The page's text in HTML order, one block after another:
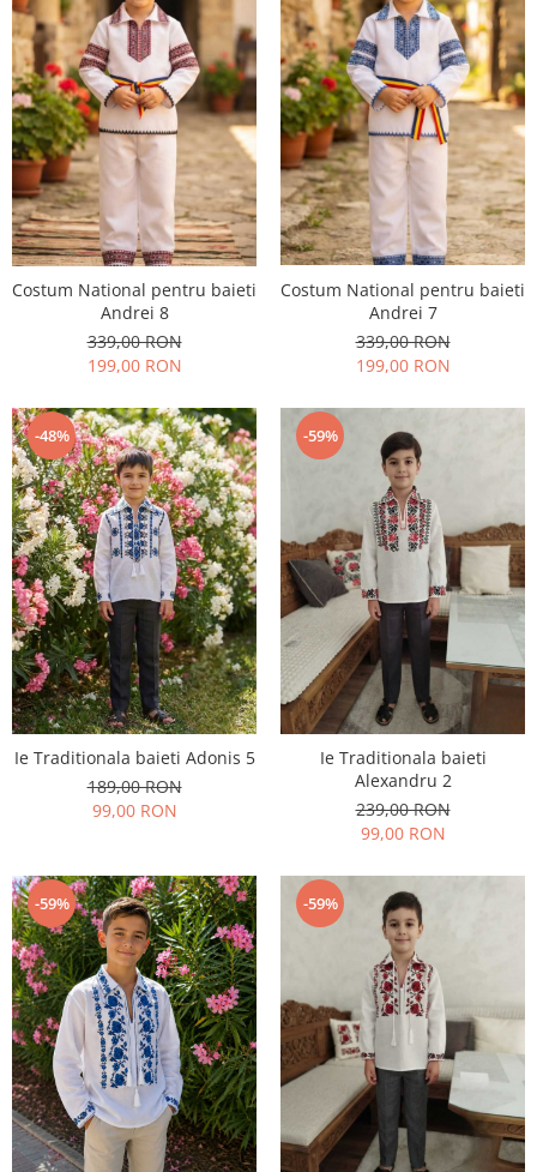
Costum National pentru baieti
Andrei 8
339,00 RON
199,00 RON
Costum National pentru baieti
Andrei 7
339,00 RON
199,00 RON
-48%
Ie Traditionala baieti Adonis 5
189,00 RON
99,00 RON
-59%
Ie Traditionala baieti
Alexandru 2
239,00 RON
99,00 RON
-59% -59%